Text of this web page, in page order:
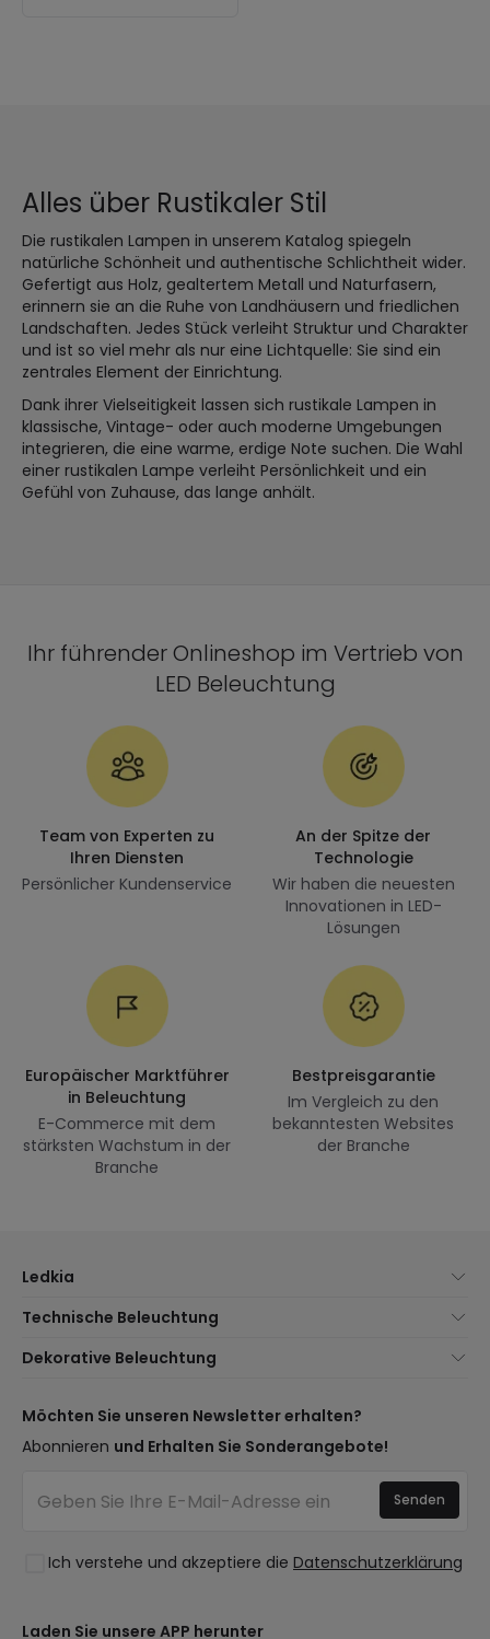
Alles über Rustikaler Stil
Die rustikalen Lampen in unserem Katalog spiegeln
natürliche Schönheit und authentische Schlichtheit wider.
Gefertigt aus Holz, gealtertem Metall und Naturfasern,
erinnern sie an die Ruhe von Landhäusern und friedlichen
Landschaften. Jedes Stück verleiht Struktur und Charakter
und ist so viel mehr als nur eine Lichtquelle: Sie sind ein
zentrales Element der Einrichtung.
Dank ihrer Vielseitigkeit lassen sich rustikale Lampen in
klassische, Vintage- oder auch moderne Umgebungen
integrieren, die eine warme, erdige Note suchen. Die Wahl
einer rustikalen Lampe verleiht Persönlichkeit und ein
Gefühl von Zuhause, das lange anhält.
Ihr führender Onlineshop im Vertrieb von
LED Beleuchtung
Team von Experten zu
Ihren Diensten
Persönlicher Kundenservice
An der Spitze der
Technologie
Wir haben die neuesten
Innovationen in LED-
Lösungen
Europäischer Marktführer
in Beleuchtung
E-Commerce mit dem
stärksten Wachstum in der
Branche
Bestpreisgarantie
Im Vergleich zu den
bekanntesten Websites
der Branche
Ledkia
Kundenservice
Versandmethoden
Sind Sie ein Profi?
Ethikkonzept
Anmelden
Technische Beleuchtung
Marken
Beleuchtung für Unternehmen
Dekorative Beleuchtung
Trends
Premium-Dekor-Marken
Räume
Kollektionen
Möchten Sie unseren Newsletter erhalten?
Abonnieren und Erhalten Sie Sonderangebote!
Ich verstehe und akzeptiere die Datenschutzerklärung
Senden
Laden Sie unsere APP herunter